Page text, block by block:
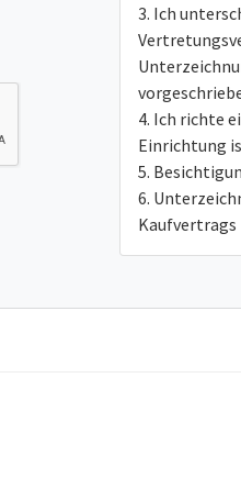
Ich
Ich richte
Einrichtung
Kaufvertrags